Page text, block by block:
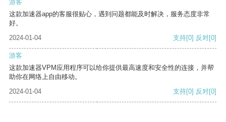
游客
这款加速器app的客服很贴心，遇到问题都能及时解决，服务态度非常
好。
2024-01-04
支持[0] 反对[0]
游客
这款加速器VPM应用程序可以给你提供最高速度和安全性的连接，并帮
助你在网络上自由移动。
2024-01-04
支持[0] 反对[0]